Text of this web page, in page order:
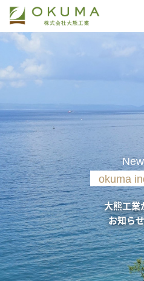
okuma
大熊工業
お知ら